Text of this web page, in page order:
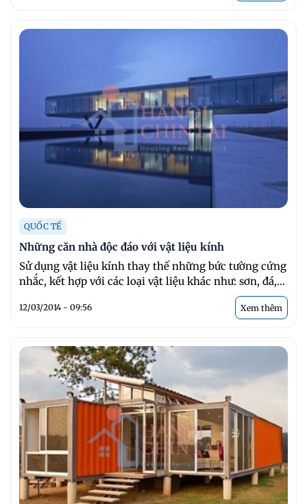
QUỐC TẾ
Những căn nhà độc đáo với vật liệu kính
Sử dụng vật liệu kính thay thế những bức tường cứng
nhắc, kết hợp với các loại vật liệu khác như: sơn, đá,
12/03/2014 - 09:56 Xem thêm